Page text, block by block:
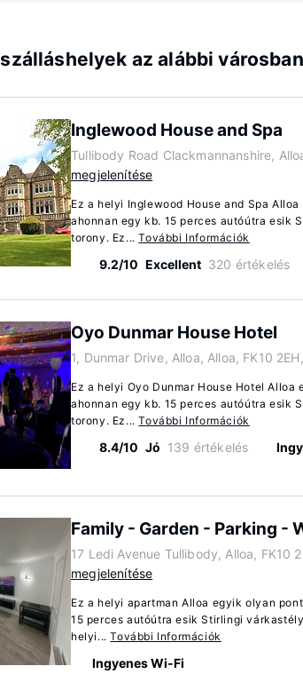
az alábbi
Inglewood House and Spa
Tullibody Road Clackmannanshire,
megjelenítése
Ez a helyi Inglewood House and Spa
ahonnan egy kb. 15 perces autóútra esik
torony. Ez...További Információk
9.2/10 Excellent 320 értékelés
Oyo Dunmar House Hotel
1, Dunmar Drive, Alloa, Alloa, FK10
Ez a helyi Oyo Dunmar House Hotel
ahonnan egy kb. 15 perces autóútra esik
torony. Ez...További Információk
8.4/10 Jó 139 értékelés
Family - Garden - Parking -
17 Ledi Avenue Tullibody, Alloa, FK10
megjelenítése
Ez a helyi apartman Alloa egyik olyan
15 perces autóútra esik Stirlingi
helyi...További Információk
Ingyenes Wi-Fi